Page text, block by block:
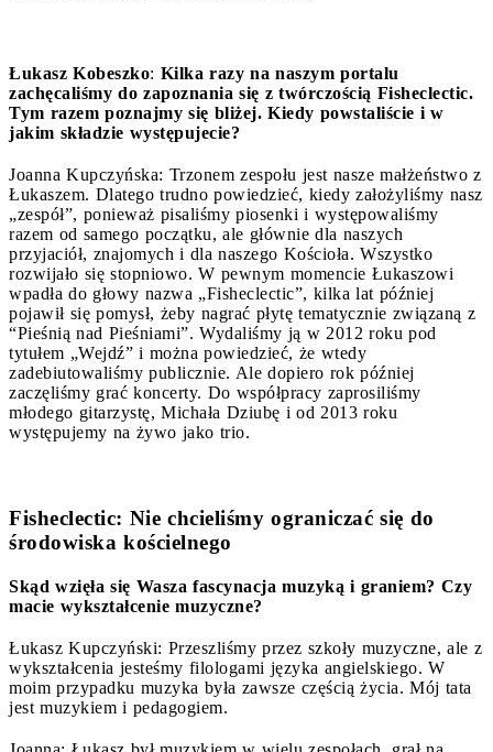
Łukasz Kobeszko: Kilka razy na naszym portalu
zachęcaliśmy do zapoznania się z twórczością Fisheclectic.
Tym razem poznajmy się bliżej. Kiedy powstaliście i w
jakim składzie występujecie?
Joanna Kupczyńska: Trzonem zespołu jest nasze małżeństwo z
Łukaszem. Dlatego trudno powiedzieć, kiedy założyliśmy nasz
„zespół”, ponieważ pisaliśmy piosenki i występowaliśmy
razem od samego początku, ale głównie dla naszych
przyjaciół, znajomych i dla naszego Kościoła. Wszystko
rozwijało się stopniowo. W pewnym momencie Łukaszowi
wpadła do głowy nazwa „Fisheclectic”, kilka lat później
pojawił się pomysł, żeby nagrać płytę tematycznie związaną z
“Pieśnią nad Pieśniami”. Wydaliśmy ją w 2012 roku pod
tytułem „Wejdź” i można powiedzieć, że wtedy
zadebiutowaliśmy publicznie. Ale dopiero rok później
zaczęliśmy grać koncerty. Do współpracy zaprosiliśmy
młodego gitarzystę, Michała Dziubę i od 2013 roku
występujemy na żywo jako trio.
Fisheclectic: Nie chcieliśmy ograniczać się do
środowiska kościelnego
Skąd wzięła się Wasza fascynacja muzyką i graniem? Czy
macie wykształcenie muzyczne?
Łukasz Kupczyński: Przeszliśmy przez szkoły muzyczne, ale z
wykształcenia jesteśmy filologami języka angielskiego. W
moim przypadku muzyka była zawsze częścią życia. Mój tata
jest muzykiem i pedagogiem.